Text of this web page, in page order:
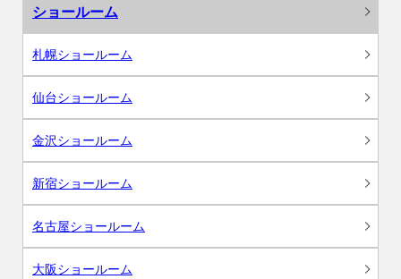
ショールーム
札幌ショールーム
仙台ショールーム
金沢ショールーム
新宿ショールーム
名古屋ショールーム
大阪ショールーム